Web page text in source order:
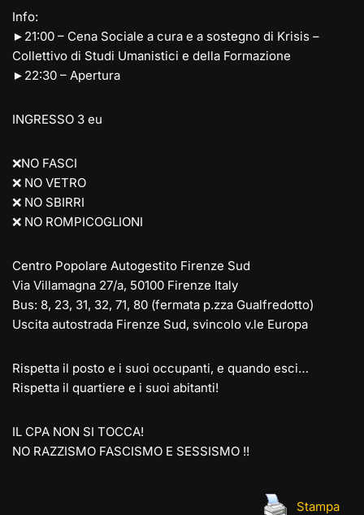
Info:
►21:00 – Cena Sociale a cura e a sostegno di Krisis –
Collettivo di Studi Umanistici e della Formazione
►22:30 – Apertura
INGRESSO 3 eu
❌NO FASCI
❌ NO VETRO
❌ NO SBIRRI
❌ NO ROMPICOGLIONI
Centro Popolare Autogestito Firenze Sud
Via Villamagna 27/a, 50100 Firenze Italy
Bus: 8, 23, 31, 32, 71, 80 (fermata p.zza Gualfredotto)
Uscita autostrada Firenze Sud, svincolo v.le Europa
Rispetta il posto e i suoi occupanti, e quando esci…
Rispetta il quartiere e i suoi abitanti!
IL CPA NON SI TOCCA!
NO RAZZISMO FASCISMO E SESSISMO !!
Stampa